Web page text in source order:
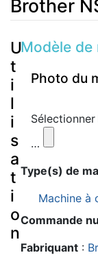
Brother
Aller à : navigation
Modèle de
Photo du
…
Type(s) de
Machine à
Commande
Fabriquant :
U
t
i
l
i
s
a
t
i
o
n